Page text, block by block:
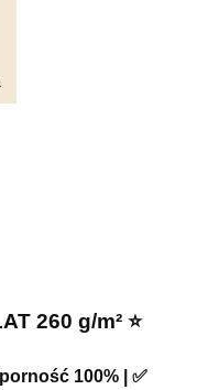
260 g/m² ⭐️
100% | ✅